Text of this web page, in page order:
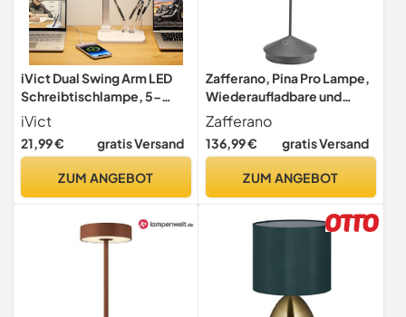
iVict Dual Swing Arm LED
Schreibtischlampe, 5-
Modi Touch Control
Helligkeitsstufen
Schreibtischlicht mit 45-
USB-Ladeanschluss,
Schreibtischlampen für
iVict
21,99 € gratis Versand
ZUM ANGEBOT
Zafferano, Pina Pro Lampe,
Wiederaufladbare und
Kabellose Tischlampe mit
Touch Control, Geeignet für
den Innen- und
2700 K, Höhe 29 cm,
Zafferano
136,99 € gratis Versand
ZUM ANGEBOT